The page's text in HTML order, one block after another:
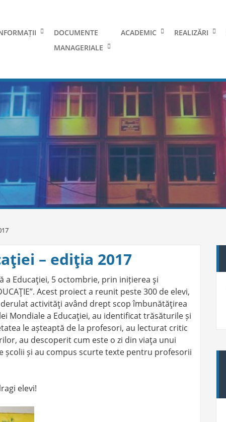
DOCUMENTE
MANAGERIALE
ACADEMIC REALIZĂRI
– ediţia 2017
a Educaţiei, 5 octombrie, prin inițierea şi
Acest proiect a reunit peste 300 de elevi,
activităţi având drept scop îmbunătăţirea
Mondiale a Educaţiei, au identificat trăsăturile și
le așteaptă de la profesori, au lecturat critic
au descoperit cum este o zi din viaţa unui
școlii și au compus scurte texte pentru profesorii
elevi!